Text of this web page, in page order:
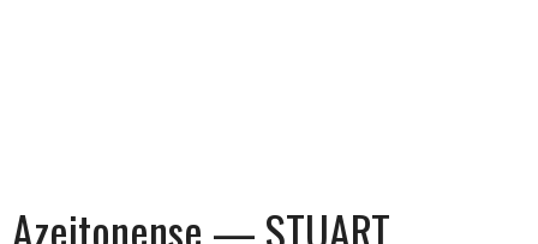
Azeitonense — STUART